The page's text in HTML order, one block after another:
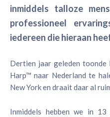
inmiddels talloze
professioneel
iedereen die hieraan
Dertien jaar geleden
Harp™ naar Nederland te
New York en draait daar al
Inmiddels hebben we in